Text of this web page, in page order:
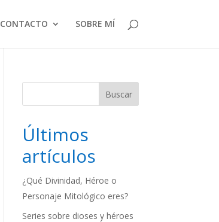
CONTACTO SOBRE MÍ
Buscar
Últimos
artículos
¿Qué Divinidad, Héroe o
Personaje Mitológico eres?
Series sobre dioses y héroes